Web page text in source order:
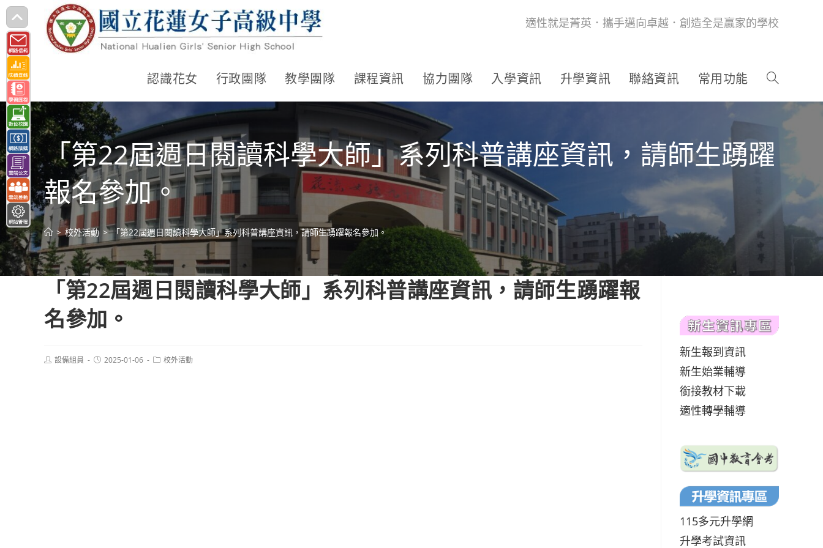
跳
轉
至
主
要
內
容
適性就是菁英．攜手邁向卓越．創造全是贏家的學校
認識花女 行政團隊 教學團隊 課程資訊 協力團隊 入學資訊 升學資訊 聯絡資訊 常用功能
「第22屆週日閱讀科學大師」系列科普講座資訊，請師生踴躍
報名參加。
> 校外活動 > 「第22屆週日閱讀科學大師」系列科普講座資訊，請師生踴躍報名參加。
「第22屆週日閱讀科學大師」系列科普講座資訊，請師生踴躍報
名參加。
Post設備組員
Post2025-01-06
Post校外活動
新生報到資訊
新生始業輔導
銜接教材下載
適性轉學輔導
115多元升學網
升學考試資訊